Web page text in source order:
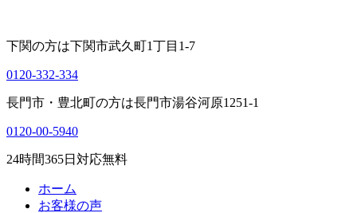
下関の方は下関市武久町1丁目1-7
0120-332-334
長門市・豊北町の方は長門市湯谷河原1251-1
0120-00-5940
24時間365日対応無料
ホーム
お客様の声